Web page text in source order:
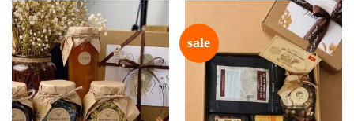
sale